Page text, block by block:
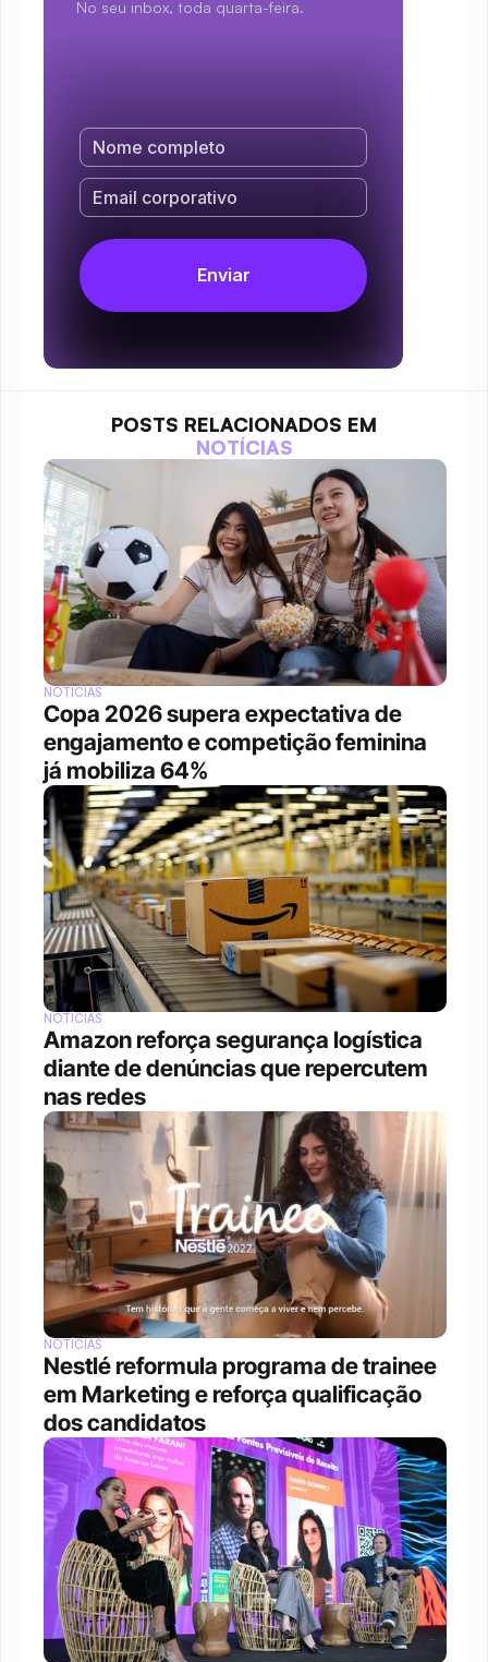
No seu inbox, toda quarta-feira.
POSTS RELACIONADOS EM
NOTÍCIAS
NOTÍCIAS
Copa 2026 supera expectativa de
engajamento e competição feminina
já mobiliza 64%
NOTÍCIAS
Amazon reforça segurança logística
diante de denúncias que repercutem
nas redes
NOTÍCIAS
Nestlé reformula programa de trainee
em Marketing e reforça qualificação
dos candidatos